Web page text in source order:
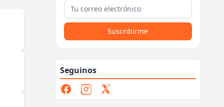
Suscribirme
Seguinos